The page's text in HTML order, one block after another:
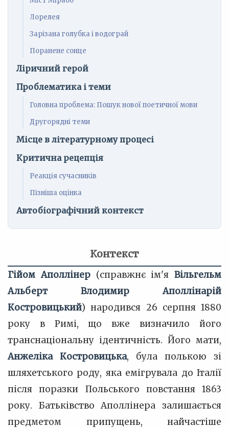
Лорелея
Зарізана голубка і водограй
Поранене сонце
Ліричний герой
Проблематика і теми
Головна проблема: Пошук нової поетичної мови
Другорядні теми
Місце в літературному процесі
Критична рецепція
Реакція сучасників
Пізніша оцінка
Автобіографічний контекст
Контекст
Гійом Аполлінер(справжнє ім'я Вільгельм
Альберт Влодимир Аполлінарій
Костровицький) народився 26 серпня 1880
року в Римі, що вже визначило його
транснаціональну ідентичність. Його мати,
Анжеліка Костровицька, була полькою зі
шляхетського роду, яка емігрувала до Італії
після поразки Польського повстання 1863
року. Батьківство Аполлінера залишається
предметом припущень, найчастіше